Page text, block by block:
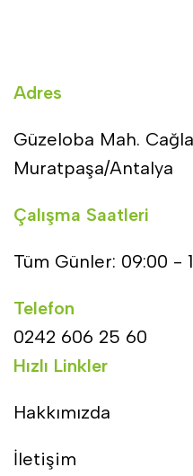
Adres
Güzeloba Mah.
Muratpaşa/Antalya
Çalışma Saatleri
Tüm Günler: 09:00 -
Telefon
0242 606 25 60
Hızlı Linkler
Hakkımızda
İletişim